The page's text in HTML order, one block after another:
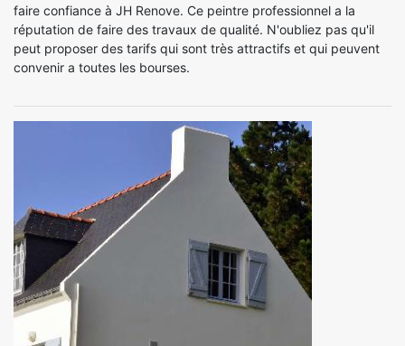
faire confiance à JH Renove. Ce peintre professionnel a la
réputation de faire des travaux de qualité. N'oubliez pas qu'il
peut proposer des tarifs qui sont très attractifs et qui peuvent
convenir a toutes les bourses.